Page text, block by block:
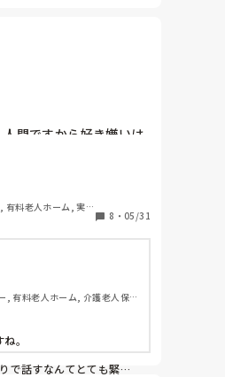
間ですから好き嫌いは
司との面談は怖いです↓
有料老人ホーム, 実務
8 ・ 05/31
, 有料老人ホーム, 介護老人保
。
で話すなんてとても緊張